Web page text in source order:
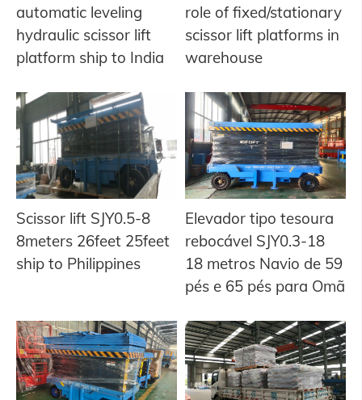
automatic leveling
hydraulic scissor lift
platform ship to India
role of fixed/stationary
scissor lift platforms in
warehouse
Scissor lift SJY0.5-8
8meters 26feet 25feet
ship to Philippines
Elevador tipo tesoura
rebocável SJY0.3-18
18 metros Navio de 59
pés e 65 pés para Omã